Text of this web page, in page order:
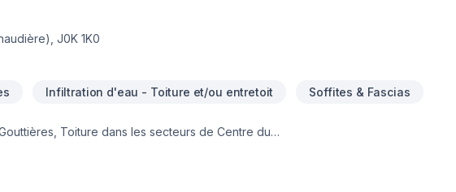
J0K 1K0
Infiltration d'eau - Toiture et/ou entretoit Soffites & Fascias
Toiture dans les secteurs de Centre du
adaptées à vos besoins spécifiques et à votre budget. Confiez votre projet à une